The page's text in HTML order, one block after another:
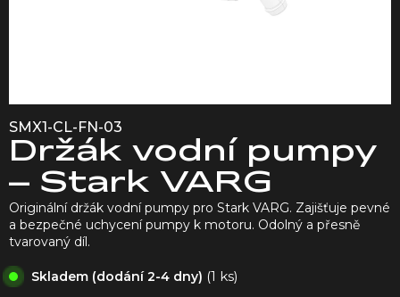
SMX1-CL-FN-03
Držák vodní pumpy
– Stark VARG
Skladem (dodání 2-4 dny) (1 ks)
Originální držák vodní pumpy pro Stark VARG. Zajišťuje pevné
a bezpečné uchycení pumpy k motoru. Odolný a přesně
tvarovaný díl.